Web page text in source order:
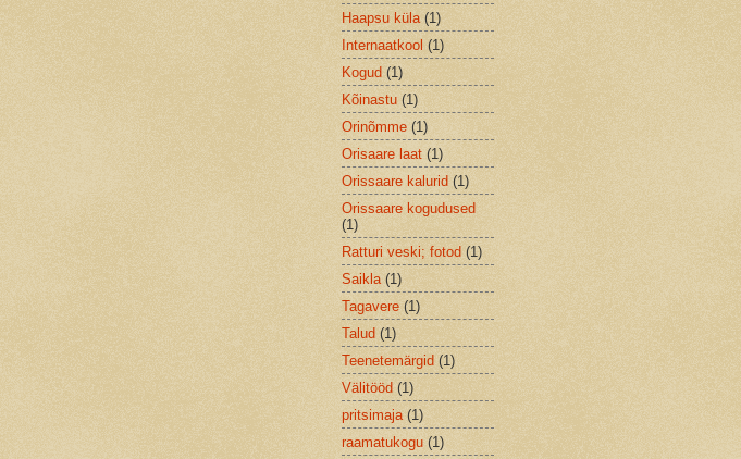
Haapsu küla (1)
Internaatkool (1)
Kogud (1)
Kõinastu (1)
Orinõmme (1)
Orisaare laat (1)
Orissaare kalurid (1)
Orissaare kogudused
(1)
Ratturi veski; fotod (1)
Saikla (1)
Tagavere (1)
Talud (1)
Teenetemärgid (1)
Välitööd (1)
pritsimaja (1)
raamatukogu (1)